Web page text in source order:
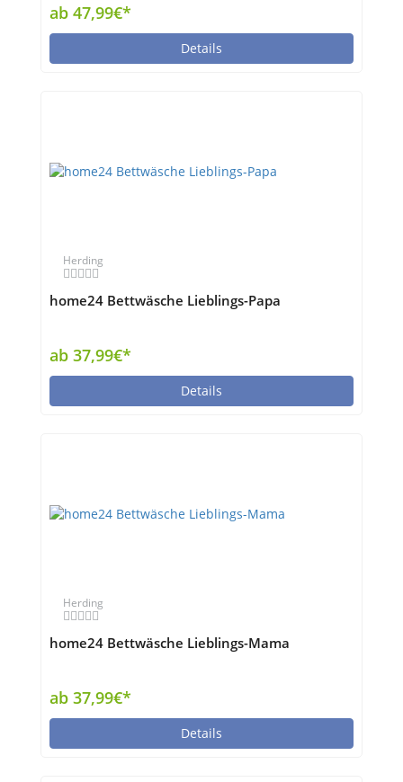
ab 47,99€*
Details
Herding
home24 Bettwäsche Lieblings-Papa
ab 37,99€*
Details
Herding
home24 Bettwäsche Lieblings-Mama
ab 37,99€*
Details